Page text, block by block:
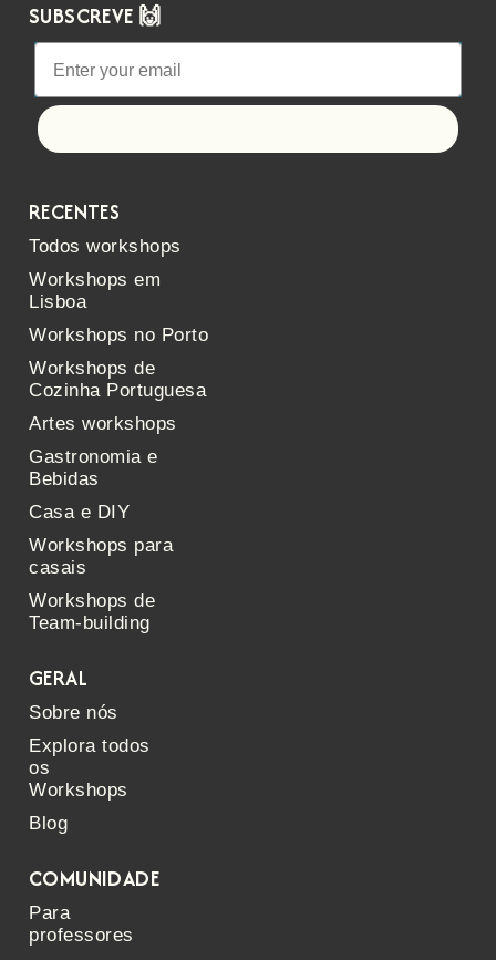
SUBSCREVE 🙌
RECENTES
Todos workshops
Workshops em
Lisboa
Workshops no Porto
Workshops de
Cozinha Portuguesa
Artes workshops
Gastronomia e
Bebidas
Casa e DIY
Workshops para
casais
Workshops de
Team-building
GERAL
Sobre nós
Explora todos
os
Workshops
Blog
COMUNIDADE
Para
professores